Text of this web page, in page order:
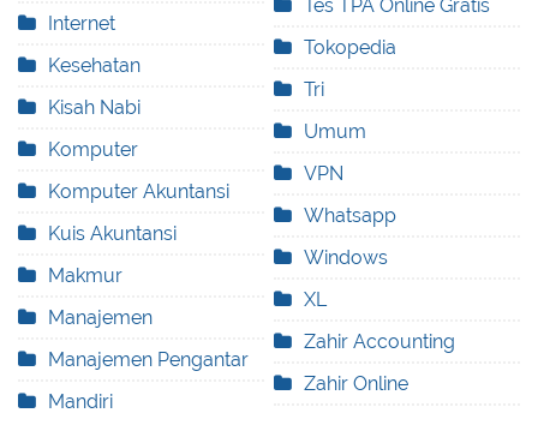
Internet
Kesehatan
Kisah Nabi
Komputer
Komputer Akuntansi
Kuis Akuntansi
Makmur
Manajemen
Manajemen Pengantar
Mandiri
Tes TPA Online Gratis
Tokopedia
Tri
Umum
VPN
Whatsapp
Windows
XL
Zahir Accounting
Zahir Online